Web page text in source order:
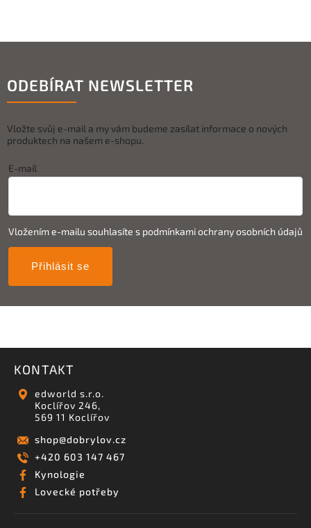
ODEBÍRAT NEWSLETTER
Vložte svůj e-mail a my vám budeme zasílat informace o nových
produktech na našem e-shopu.
E-mail
Vložením e-mailu souhlasíte s podmínkami ochrany osobních údajů
Přihlásit se
KONTAKT
edworld s.r.o.
Koclířov 246,
569 11 Koclířov
shop@dobrylov.cz
+420 603 147 467
Kynologie
Lovecké potřeby